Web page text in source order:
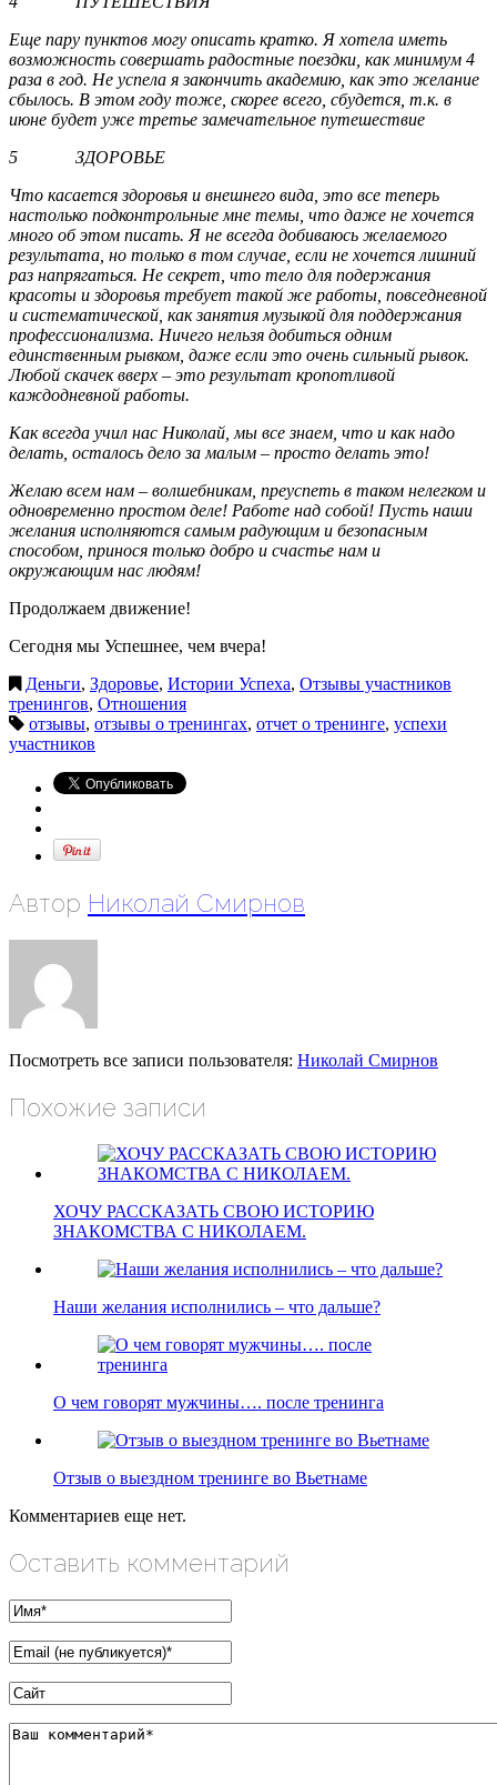
Еще пару пунктов могу описать кратко. Я хотела иметь
возможность совершать радостные поездки, как минимум 4
раза в год. Не успела я закончить академию, как это желание
сбылось. В этом году тоже, скорее всего, сбудется, т.к. в
июне будет уже третье замечательное путешествие
5 ЗДОРОВЬЕ
Что касается здоровья и внешнего вида, это все теперь
настолько подконтрольные мне темы, что даже не хочется
много об этом писать. Я не всегда добиваюсь желаемого
результата, но только в том случае, если не хочется лишний
раз напрягаться. Не секрет, что тело для подержания
красоты и здоровья требует такой же работы, повседневной
и систематической, как занятия музыкой для поддержания
профессионализма. Ничего нельзя добиться одним
единственным рывком, даже если это очень сильный рывок.
Любой скачек вверх – это результат кропотливой
каждодневной работы.
Как всегда учил нас Николай, мы все знаем, что и как надо
делать, осталось дело за малым – просто делать это!
Желаю всем нам – волшебникам, преуспеть в таком нелегком и
одновременно простом деле! Работе над собой! Пусть наши
желания исполняются самым радующим и безопасным
способом, принося только добро и счастье нам и
окружающим нас людям!
Продолжаем движение!
Сегодня мы Успешнее, чем вчера!
Деньги, Здоровье, Истории Успеха, Отзывы участников
тренингов, Отношения
отзывы, отзывы о тренингах, отчет о тренинге, успехи
участников
Автор Николай Смирнов
Посмотреть все записи пользователя: Николай Смирнов
Похожие записи
ХОЧУ РАССКАЗАТЬ СВОЮ ИСТОРИЮ
ЗНАКОМСТВА С НИКОЛАЕМ.
Наши желания исполнились – что дальше?
О чем говорят мужчины…. после тренинга
Отзыв о выездном тренинге во Вьетнаме
Комментариев еще нет.
Оставить комментарий